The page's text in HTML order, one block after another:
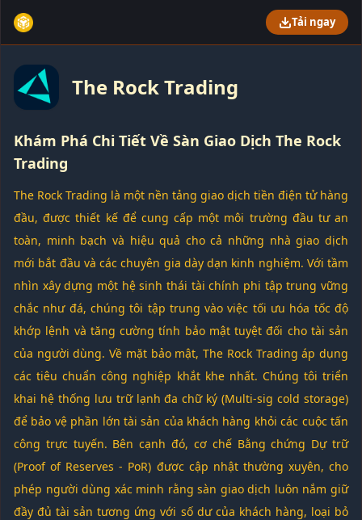
Tải ngay
The Rock Trading
Khám Phá Chi Tiết Về Sàn Giao Dịch The Rock
Trading
The Rock Trading là một nền tảng giao dịch tiền điện tử hàng
đầu, được thiết kế để cung cấp một môi trường đầu tư an
toàn, minh bạch và hiệu quả cho cả những nhà giao dịch
mới bắt đầu và các chuyên gia dày dạn kinh nghiệm. Với tầm
nhìn xây dựng một hệ sinh thái tài chính phi tập trung vững
chắc như đá, chúng tôi tập trung vào việc tối ưu hóa tốc độ
khớp lệnh và tăng cường tính bảo mật tuyệt đối cho tài sản
của người dùng. Về mặt bảo mật, The Rock Trading áp dụng
các tiêu chuẩn công nghiệp khắt khe nhất. Chúng tôi triển
khai hệ thống lưu trữ lạnh đa chữ ký (Multi-sig cold storage)
để bảo vệ phần lớn tài sản của khách hàng khỏi các cuộc tấn
công trực tuyến. Bên cạnh đó, cơ chế Bằng chứng Dự trữ
(Proof of Reserves - PoR) được cập nhật thường xuyên, cho
phép người dùng xác minh rằng sàn giao dịch luôn nắm giữ
đầy đủ tài sản tương ứng với số dư của khách hàng, loại bỏ